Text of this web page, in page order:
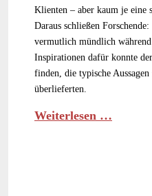
Klienten – aber kaum je eine
Daraus schließen
vermutlich mündlich
Inspirationen dafür konnte
finden, die typische
überlieferten.
Weiterlesen …